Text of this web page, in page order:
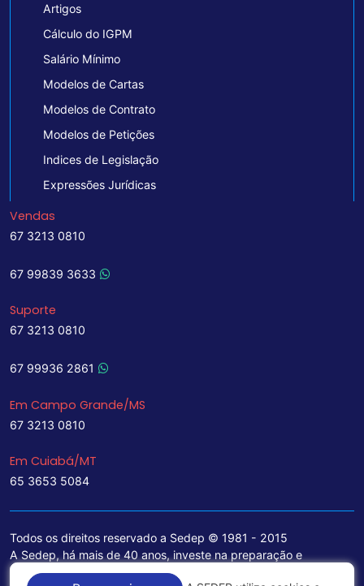
Artigos
Cálculo do IGPM
Salário Mínimo
Modelos de Cartas
Modelos de Contrato
Modelos de Petições
Indices de Legislação
Expressões Jurídicas
Vendas
67 3213 0810
67 99839 3633
Suporte
67 3213 0810
67 99936 2861
Em Campo Grande/MS
67 3213 0810
Em Cuiabá/MT
65 3653 5084
Todos os direitos reservado a Sedep © 1981 - 2015
A Sedep, há mais de 40 anos, investe na preparação e
treinamento de funcionários e na aquisição de tecnologia de